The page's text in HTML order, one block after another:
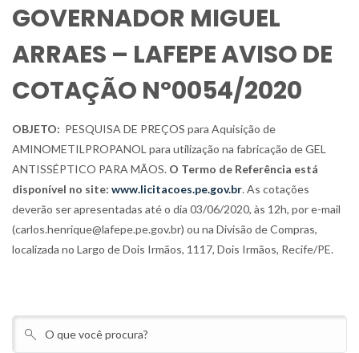
GOVERNADOR MIGUEL
ARRAES – LAFEPE AVISO DE
COTAÇÃO Nº0054/2020
OBJETO: PESQUISA DE PREÇOS para Aquisição de
AMINOMETILPROPANOL para utilização na fabricação de GEL
ANTISSÉPTICO PARA MÃOS. O Termo de Referência está
disponível no site: www.licitacoes.pe.gov.br. As cotações
deverão ser apresentadas até o dia 03/06/2020, às 12h, por e-mail
(carlos.henrique@lafepe.pe.gov.br) ou na Divisão de Compras,
localizada no Largo de Dois Irmãos, 1117, Dois Irmãos, Recife/PE.